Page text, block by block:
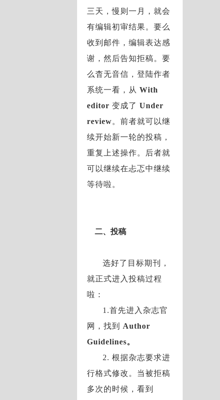
三天，慢则一月，就会
有编辑初审结果。要么
收到邮件，编辑表达感
谢，然后告知拒稿。要
么杳无音信，登陆作者
系统一看，从With
editor变成了Under
review。前者就可以继
续开始新一轮的投稿，
重复上述操作。后者就
可以继续在忐忑中继续
等待啦。
二、投稿
选好了目标期刊，
就正式进入投稿过程
啦：
1.首先进入杂志官
网，找到
Author
Guidelines。
2. 根据杂志要求进
行格式修改。当被拒稿
多次的时候，看到